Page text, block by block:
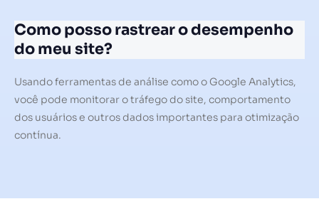
Como posso rastrear o desempenho
do meu site?
Usando ferramentas de análise como o Google Analytics,
você pode monitorar o tráfego do site, comportamento
dos usuários e outros dados importantes para otimização
contínua.